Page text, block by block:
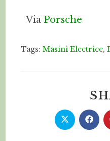
Via Porsche
Tags:Masini Electrice,